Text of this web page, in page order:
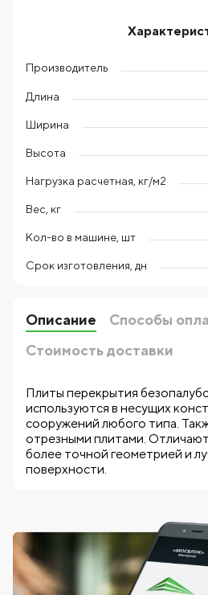
Производитель
Длина
Ширина
Высота
Нагрузка расчетная, кг/м2
Вес, кг
Кол-во в машине, шт
Срок изготовления, дн
Описание
Способы
Стоимость доставки
Плиты перекрытия
используются в несущих
сооружений любого типа.
отрезными плитами.
более точной геометрией и
поверхности.